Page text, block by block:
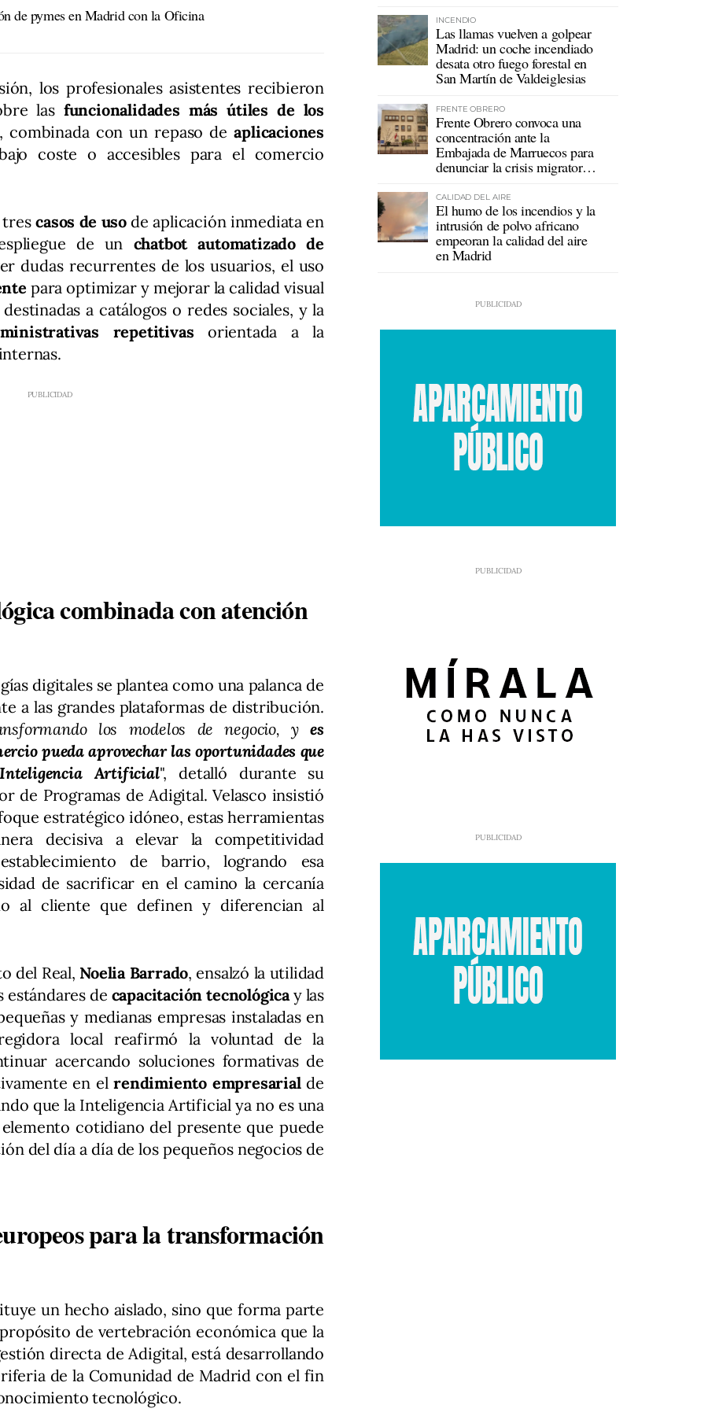
de pymes en Madrid con la Oficina
los profesionales asistentes recibieron
las funcionalidades más útiles de los
combinada con un repaso deaplicaciones
coste o accesibles para el comercio
trescasos de usode aplicación inmediata en
de un chatbot automatizado de
dudas recurrentes de los usuarios, el uso
para optimizar y mejorar la calidad visual
destinadas a catálogos o redes sociales, y la
repetitivas orientada a la
combinada con atención
digitales se plantea como una palanca de
a las grandes plataformas de distribución.
los modelos de negocio, yes
pueda aprovechar las oportunidades que
Artificial", detalló durante su
de Programas de Adigital. Velasco insistió
estratégico idóneo, estas herramientas
decisiva a elevar la competitividad
de barrio, logrando esa
de sacrificar en el camino la cercanía
al cliente que definen y diferencian al
del Real, Noelia Barrado, ensalzó la utilidad
estándares de capacitación tecnológicay las
y medianas empresas instaladas en
local reafirmó la voluntad de la
acercando soluciones formativas de
en elrendimiento empresarialde
que la Inteligencia Artificial ya no es una
cotidiano del presente que puede
del día a día de los pequeños negocios de
para la transformación
un hecho aislado, sino que forma parte
de vertebración económica que la
directa de Adigital, está desarrollando
de la Comunidad de Madrid con el fin
tecnológico.
INCENDIO
Las llamas vuelven a golpear
Madrid: un coche incendiado
desata otro fuego forestal en
San Martín de Valdeiglesias
FRENTE OBRERO
Frente Obrero convoca una
concentración ante la
Embajada de Marruecos para
denunciar la crisis migratoria
CALIDAD DEL AIRE
El humo de los incendios y la
intrusión de polvo africano
empeoran la calidad del aire
en Madrid